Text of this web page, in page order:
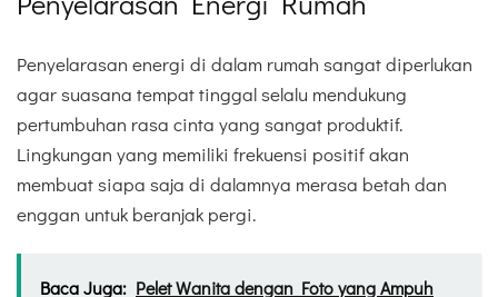
Penyelarasan energi di dalam rumah sangat diperlukan
agar suasana tempat tinggal selalu mendukung
pertumbuhan rasa cinta yang sangat produktif.
Lingkungan yang memiliki frekuensi positif akan
membuat siapa saja di dalamnya merasa betah dan
enggan untuk beranjak pergi.
Baca Juga: Pelet Wanita dengan Foto yang Ampuh